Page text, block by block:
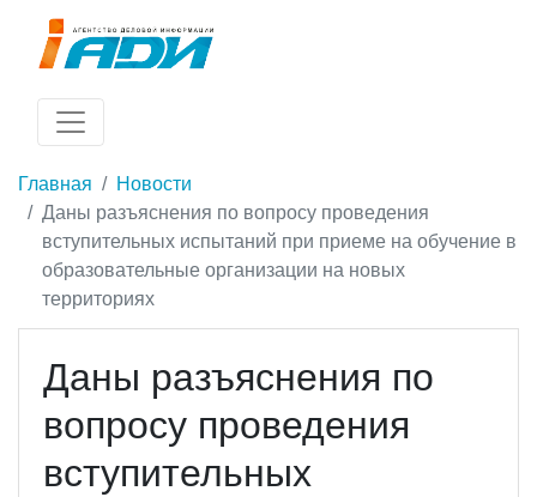
Главная
Новости
Даны разъяснения по вопросу проведения
вступительных испытаний при приеме на обучение в
образовательные организации на новых
территориях
Даны разъяснения по
вопросу проведения
вступительных